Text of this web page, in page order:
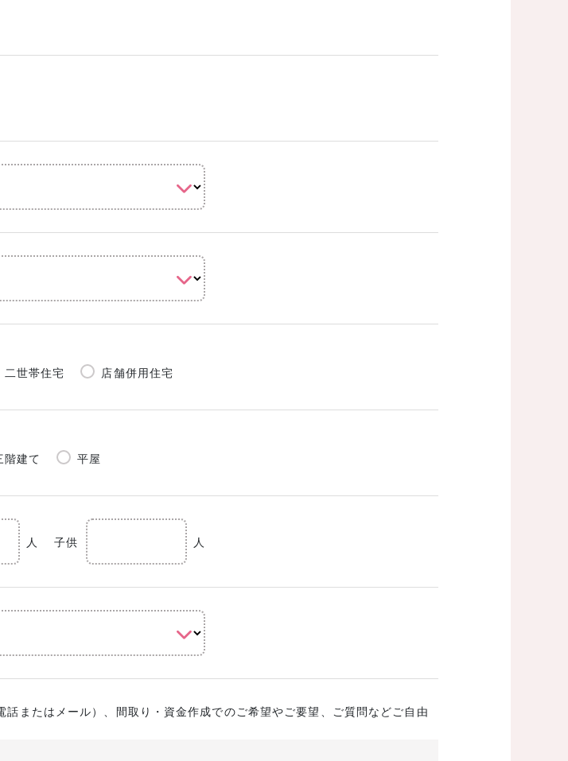
二世帯住宅 店舗併用住宅
階建て 平屋
人 子供 人
話またはメール）、間取り・資金作成でのご希望やご要望、ご質問などご自由